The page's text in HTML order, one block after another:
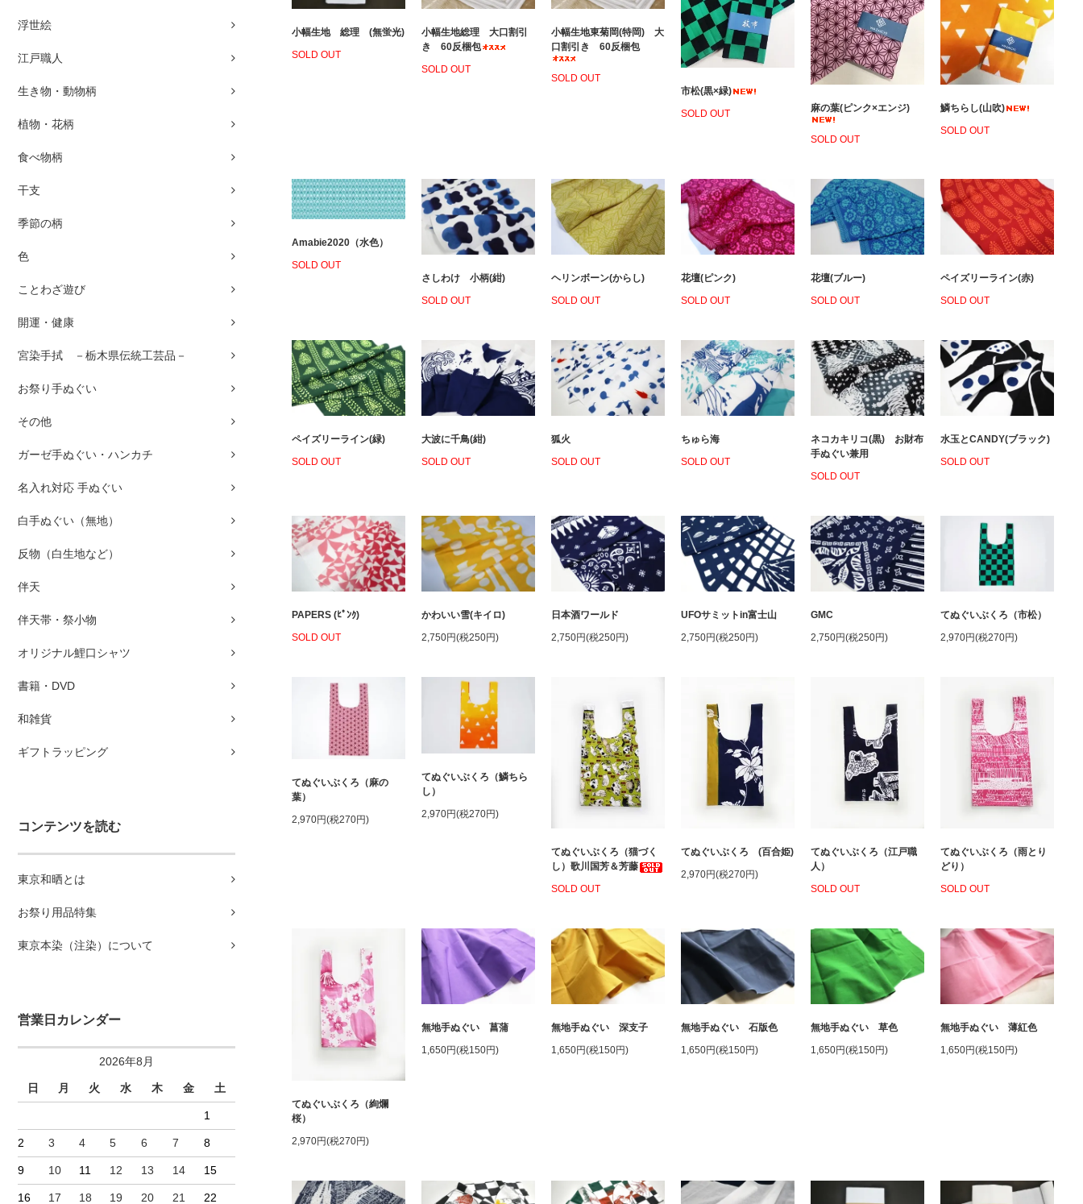
浮世絵
江戸職人
生き物・動物柄
植物・花柄
食べ物柄
干支
季節の柄
色
ことわざ遊び
開運・健康
宮染手拭 －栃木県伝統工芸品－
お祭り手ぬぐい
その他
ガーゼ手ぬぐい・ハンカチ
名入れ対応 手ぬぐい
白手ぬぐい（無地）
反物（白生地など）
伴天
伴天帯・祭小物
オリジナル鯉口シャツ
書籍・DVD
和雑貨
ギフトラッピング
コンテンツを読む
東京和晒とは
お祭り用品特集
東京本染（注染）について
営業日カレンダー
2026年8月
日 月 火 水 木 金 土
1
2 3 4 5 6 7 8
9 10 11 12 13 14 15
16 17 18 19 20 21 22
小幅生地 総理 (無蛍光)
SOLD OUT
小幅生地総理 大口割引
き 60反梱包
SOLD OUT
小幅生地東菊岡(特岡) 大
口割引き 60反梱包
SOLD OUT
市松(黒×緑)
SOLD OUT
麻の葉(ピンク×エンジ)
SOLD OUT
鱗ちらし(山吹)
SOLD OUT
Amabie2020（水色）
SOLD OUT
さしわけ 小柄(紺)
SOLD OUT
ヘリンボーン(からし)
SOLD OUT
花壇(ピンク)
SOLD OUT
花壇(ブルー)
SOLD OUT
ペイズリーライン(赤)
SOLD OUT
ペイズリーライン(緑)
SOLD OUT
大波に千鳥(紺)
SOLD OUT
狐火
SOLD OUT
ちゅら海
SOLD OUT
ネコカキリコ(黒) お財布
手ぬぐい兼用
SOLD OUT
水玉とCANDY(ブラック)
SOLD OUT
PAPERS (ﾋﾟﾝｸ)
SOLD OUT
かわいい雪(キイロ)
2,750円(税250円)
日本酒ワールド
2,750円(税250円)
UFOサミットin富士山
2,750円(税250円)
GMC
2,750円(税250円)
てぬぐいぶくろ（市松）
2,970円(税270円)
てぬぐいぶくろ（麻の
葉）
2,970円(税270円)
てぬぐいぶくろ（鱗ちら
し）
2,970円(税270円)
てぬぐいぶくろ（猫づく
し）歌川国芳＆芳藤
SOLD OUT
てぬぐいぶくろ (百合姫)
2,970円(税270円)
てぬぐいぶくろ（江戸職
人）
SOLD OUT
てぬぐいぶくろ（雨とり
どり）
SOLD OUT
てぬぐいぶくろ（絢爛
桜）
2,970円(税270円)
無地手ぬぐい 菖蒲
1,650円(税150円)
無地手ぬぐい 深支子
1,650円(税150円)
無地手ぬぐい 石版色
1,650円(税150円)
無地手ぬぐい 草色
1,650円(税150円)
無地手ぬぐい 薄紅色
1,650円(税150円)